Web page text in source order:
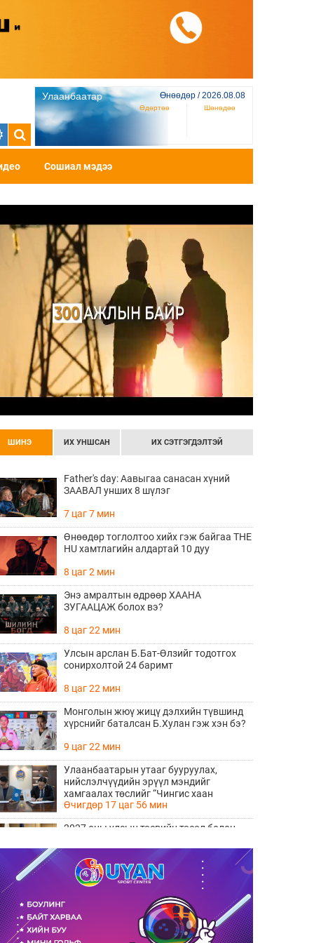
Улаанбаатар Өнөөдөр / 2026.08.08
Өдөртөө Шөнөдөө
Сошиал мэдээ
ШИНЭ ИХ УНШСАН ИХ СЭТГЭГДЭЛТЭЙ
Father's day: Аавыгаа санасан хүний
ЗААВАЛ унших 8 шүлэг
7 цаг 7 мин
Өнөөдөр тоглолтоо хийх гэж байгаа THE
HU хамтлагийн алдартай 10 дуу
8 цаг 2 мин
Энэ амралтын өдрөөр ХААНА
ЗУГААЦАЖ болох вэ?
8 цаг 22 мин
Улсын арслан Б.Бат-Өлзийг тодотгох
сонирхолтой 24 баримт
8 цаг 22 мин
Монголын жюү жицү дэлхийн түвшинд
хүрснийг баталсан Б.Хулан гэж хэн бэ?
9 цаг 22 мин
Улаанбаатарын утааг бууруулах,
нийслэлчүүдийн эрүүл мэндийг
хамгаалах төслийг “Чингис хаан
баялгийн сан нэгдэл” ХХК-тай хамтран
хэрэгжүүлнэ
Өчигдөр 17 цаг 56 мин
2027 оны улсын төсвийн төсөл болон
олон нийтийн хэлэлцүүлэг боллоо
Өчигдөр 17 цаг 38 мин
Нийгмийн даатгалын сангийн хөрөнгө
7.6 тэрбум төгрөгөөр арвижлаа
Өчигдөр 17 цаг 18 мин